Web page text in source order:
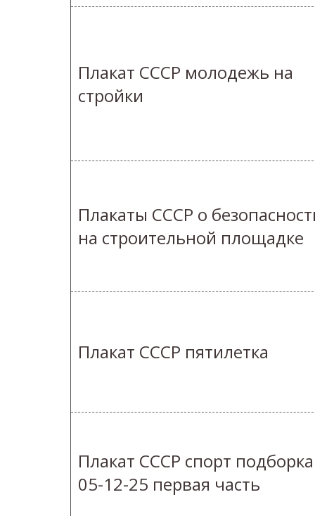
Плакат СССР молодежь на
стройки
Плакаты СССР о
на строительной площадке
Плакат СССР пятилетка
Плакат СССР спорт подборка
05-12-25 первая часть